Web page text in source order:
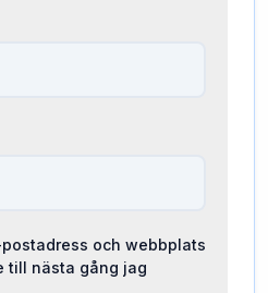
och webbplats
till nästa gång jag